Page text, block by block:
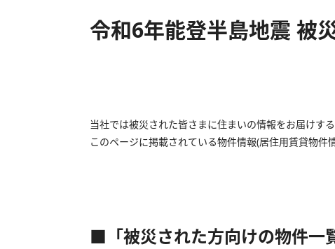
令和6年能登半島地震 被
当社では被災された皆さまに住まいの情報をお届けす
このページに掲載されている物件情報(居住用賃貸物件
■「被災された方向けの物件一